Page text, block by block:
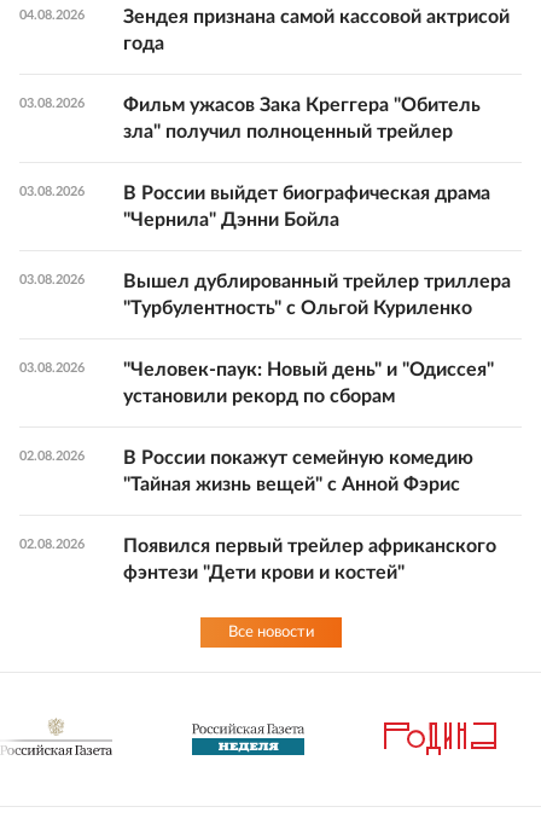
04.08.2026
Зендея признана самой кассовой актрисой
года
03.08.2026
Фильм ужасов Зака Креггера "Обитель
зла" получил полноценный трейлер
03.08.2026
В России выйдет биографическая драма
"Чернила" Дэнни Бойла
03.08.2026
Вышел дублированный трейлер триллера
"Турбулентность" с Ольгой Куриленко
03.08.2026
"Человек-паук: Новый день" и "Одиссея"
установили рекорд по сборам
02.08.2026
В России покажут семейную комедию
"Тайная жизнь вещей" с Анной Фэрис
02.08.2026
Появился первый трейлер африканского
фэнтези "Дети крови и костей"
Все новости